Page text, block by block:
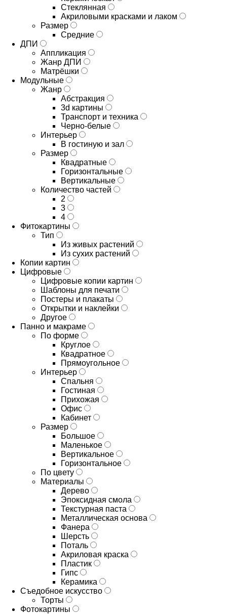
Стеклянная
Акриловыми красками и лаком
Размер
Средние
ДПИ
Аппликация
Жанр ДПИ
Матрёшки
Модульные
Жанр
Абстракция
3d картины
Транспорт и техника
Черно-белые
Интерьер
В гостиную и зал
Размер
Квадратные
Горизонтальные
Вертикальные
Количество частей
2
3
4
Фитокартины
Тип
Из живых растений
Из сухих растений
Копии картин
Цифровые
Цифровые копии картин
Шаблоны для печати
Постеры и плакаты
Открытки и наклейки
Другое
Панно и макраме
По форме
Круглое
Квадратное
Прямоугольное
Интерьер
Спальня
Гостиная
Прихожая
Офис
Кабинет
Размер
Большое
Маленькое
Вертикальное
Горизонтальное
По цвету
Материалы
Дерево
Эпоксидная смола
Текстурная паста
Металлическая основа
Фанера
Шерсть
Поталь
Акриловая краска
Пластик
Гипс
Керамика
Съедобное искусство
Торты
Фотокартины